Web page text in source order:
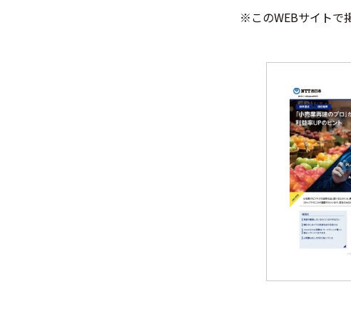
※このWEBサイトで